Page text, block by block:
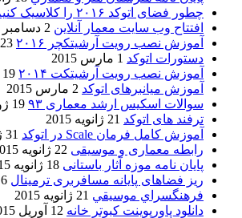
چطور فضای اتوکد ۲۰۱۶ را کلاسیک کنیم؟
افتتاح وب سایت معمار آنلاین 2 دسامبر 2014
آموزش نصب رویت آرشیتکچر ۲۰۱۶
23 می 2015
دستورات اتوکد 1 مارس 2015
آموزش نصب رویت آرشیتکت ۲۰۱۴
19 ژانویه 2015
آموزش میانبرهای اتوکد 2 مارس 2015
سوالات اسکیس ارشد معماری ۹۳
19 ژوئن 2015
ترفند های اتوکد 21 ژانویه 2015
آموزش کامل فرمان Scale در اتوکد
31 ژانویه 2016
رابطه معماری و موسیقی 22 ژانویه 2015
پایان نامه موزه آثار باستانی 18 ژانویه 2015
ریز فضاهای پایانه مسافربری ترمینال 6 آوریل 2015
فرهنگسراي موسيقي 21 ژانویه 2015
دانلود پاورپوینت کبوتر خانه 12 آوریل 2015